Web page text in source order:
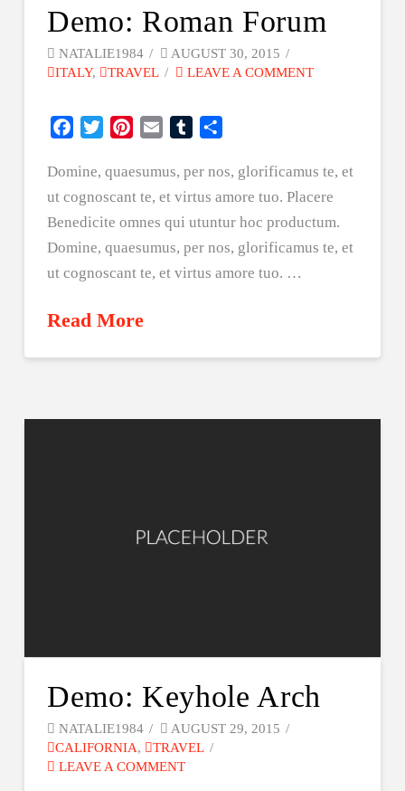
Demo: Roman Forum
NATALIE1984
AUGUST 30, 2015
ITALY, TRAVEL LEAVE A COMMENT
Facebook
Twitter PinterestEmail Tumblr
Domine, quaesumus, per nos, glorificamus te, et
ut cognoscant te, et virtus amore tuo. Placere
Benedicite omnes qui utuntur hoc productum.
Domine, quaesumus, per nos, glorificamus te, et
ut cognoscant te, et virtus amore tuo. …
Read More
Demo: Keyhole Arch
NATALIE1984
AUGUST 29, 2015
CALIFORNIA,
TRAVEL
LEAVE A COMMENT